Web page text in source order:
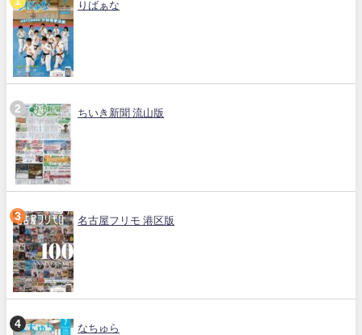
りばぁな
ちいき新聞 流山版
名古屋フリモ 港区版
なちゅら